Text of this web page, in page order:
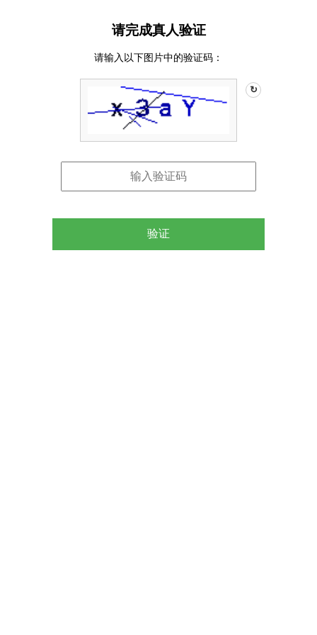
请完成真人验证
请输入以下图片中的验证码：
↻
验证